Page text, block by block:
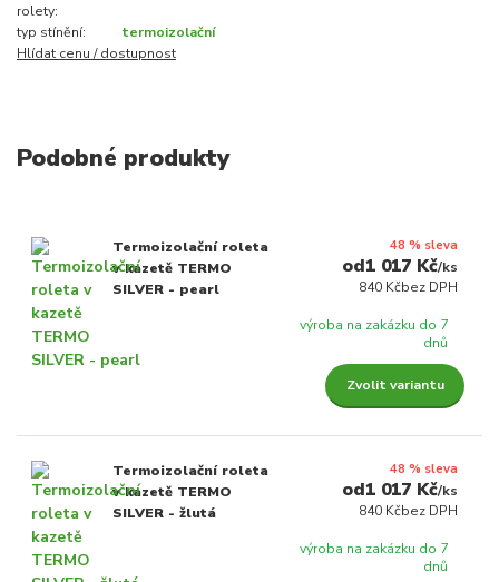
rolety:
typ stínění:
termoizolační
Hlídat cenu / dostupnost
Podobné produkty
Termoizolační roleta
v kazetě TERMO
SILVER - pearl
48 % sleva
1 017 Kč/ks
840 Kčbez DPH
výroba na zakázku do 7
dnů
Zvolit variantu
Termoizolační roleta
v kazetě TERMO
SILVER - žlutá
48 % sleva
1 017 Kč/ks
840 Kčbez DPH
výroba na zakázku do 7
dnů